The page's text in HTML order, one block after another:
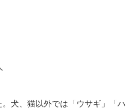
犬、猫以外では「ウサギ」「ハ